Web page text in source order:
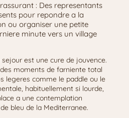
: Des representants
pour repondre a la
ou organiser une petite
minute vers un village
est une cure de jouvence.
moments de farniente total
legeres comme le paddle ou le
habituellement si lourde,
a une contemplation
bleu de la Mediterranee.